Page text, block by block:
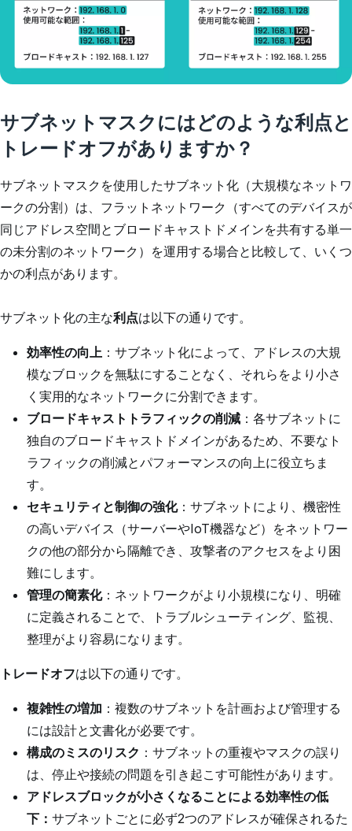
サブネットマスクにはどのような利点と
トレードオフがありますか？
サブネットマスクを使用したサブネット化（大規模なネットワ
ークの分割）は、フラットネットワーク（すべてのデバイスが
同じアドレス空間とブロードキャストドメインを共有する単一
の未分割のネットワーク）を運用する場合と比較して、いくつ
かの利点があります。
サブネット化の主な利点は以下の通りです。
効率性の向上 ：サブネット化によって、アドレスの大規
模なブロックを無駄にすることなく、それらをより小さ
く実用的なネットワークに分割できます。
ブロードキャストトラフィックの削減：各サブネットに
独自のブロードキャストドメインがあるため、不要なト
ラフィックの削減とパフォーマンスの向上に役立ちま
す。
セキュリティと制御の強化：サブネットにより、機密性
の高いデバイス（サーバーやIoT機器など）をネットワー
クの他の部分から隔離でき、攻撃者のアクセスをより困
難にします。
管理の簡素化：ネットワークがより小規模になり、明確
に定義されることで、トラブルシューティング、監視、
整理がより容易になります。
トレードオフは以下の通りです。
複雑性の増加 ：複数のサブネットを計画および管理する
には設計と文書化が必要です。
構成のミスのリスク ：サブネットの重複やマスクの誤り
は、停止や接続の問題を引き起こす可能性があります。
アドレスブロックが小さくなることによる効率性の低
下： サブネットごとに必ず2つのアドレスが確保されるた